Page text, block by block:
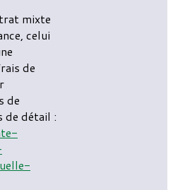
mixte
celui
de
de
de détail :